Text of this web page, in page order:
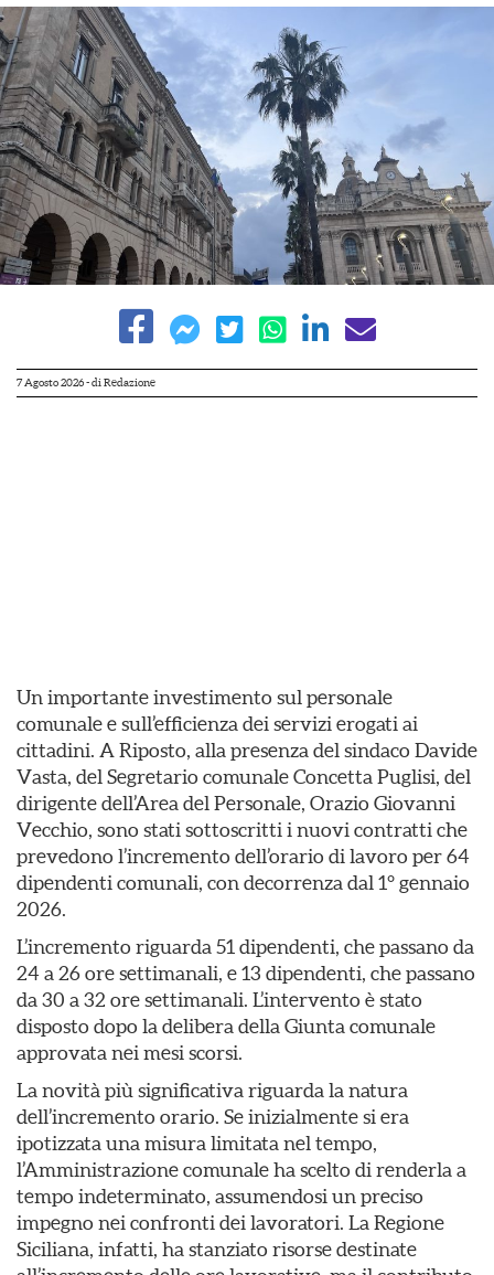
7 Agosto 2026- di Redazione
Un importante investimento sul personale
comunale e sull’efficienza dei servizi erogati ai
cittadini. A Riposto, alla presenza del sindaco Davide
Vasta, del Segretario comunale Concetta Puglisi, del
dirigente dell’Area del Personale, Orazio Giovanni
Vecchio, sono stati sottoscritti i nuovi contratti che
prevedono l’incremento dell’orario di lavoro per 64
dipendenti comunali, con decorrenza dal 1° gennaio
2026.
L’incremento riguarda 51 dipendenti, che passano da
24 a 26 ore settimanali, e 13 dipendenti, che passano
da 30 a 32 ore settimanali. L’intervento è stato
disposto dopo la delibera della Giunta comunale
approvata nei mesi scorsi.
La novità più significativa riguarda la natura
dell’incremento orario. Se inizialmente si era
ipotizzata una misura limitata nel tempo,
l’Amministrazione comunale ha scelto di renderla a
tempo indeterminato, assumendosi un preciso
impegno nei confronti dei lavoratori. La Regione
Siciliana, infatti, ha stanziato risorse destinate